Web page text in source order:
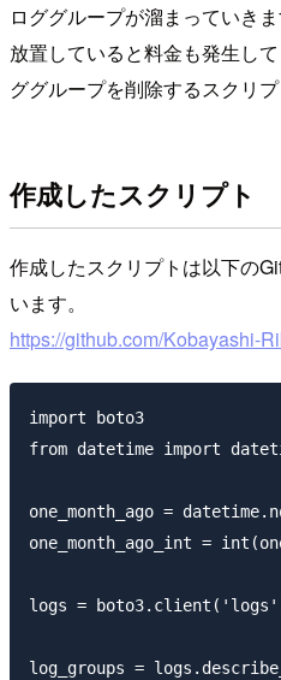
ロググループが溜まっていきま
放置していると料金も発生し
ググループを削除するスクリ
作成したスクリプト
作成したスクリプトは以下の
います。
https://github.com/Kobayashi-
import boto3
from datetime import
one_month_ago =
one_month_ago_int =
logs =
log_groups =